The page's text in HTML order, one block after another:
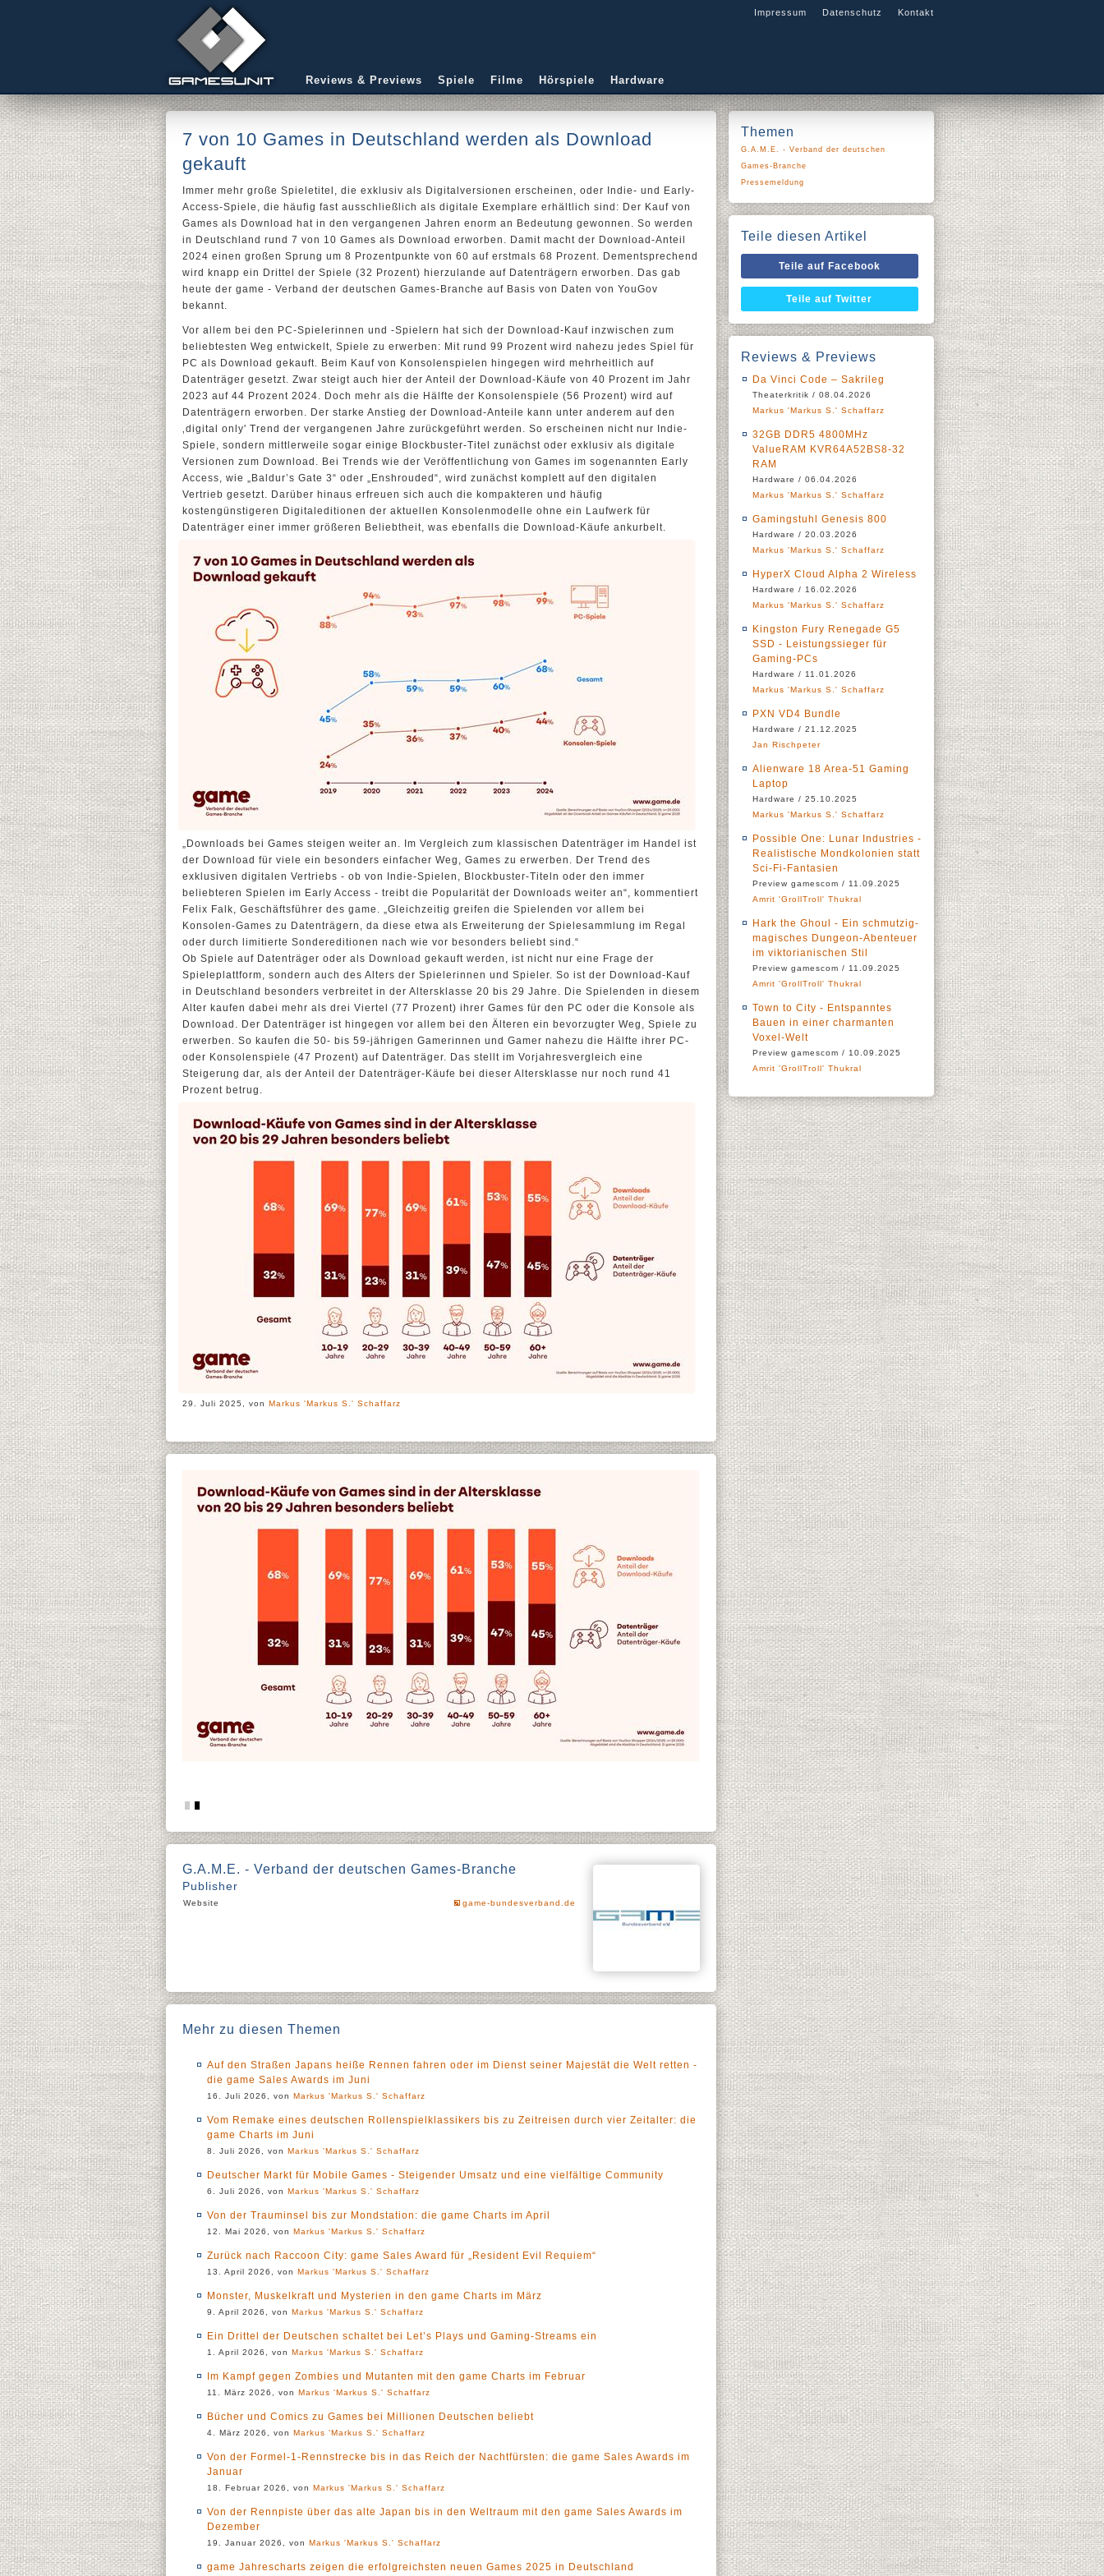
Impressum Datenschutz Kontakt
Reviews & Previews Spiele Filme Hörspiele Hardware
7 von 10 Games in Deutschland werden als Download
gekauft
Immer mehr große Spieletitel, die exklusiv als Digitalversionen erscheinen, oder Indie- und Early-
Access-Spiele, die häufig fast ausschließlich als digitale Exemplare erhältlich sind: Der Kauf von
Games als Download hat in den vergangenen Jahren enorm an Bedeutung gewonnen. So werden
in Deutschland rund 7 von 10 Games als Download erworben. Damit macht der Download-Anteil
2024 einen großen Sprung um 8 Prozentpunkte von 60 auf erstmals 68 Prozent. Dementsprechend
wird knapp ein Drittel der Spiele (32 Prozent) hierzulande auf Datenträgern erworben. Das gab
heute der game - Verband der deutschen Games-Branche auf Basis von Daten von YouGov
bekannt.
Vor allem bei den PC-Spielerinnen und -Spielern hat sich der Download-Kauf inzwischen zum
beliebtesten Weg entwickelt, Spiele zu erwerben: Mit rund 99 Prozent wird nahezu jedes Spiel für
PC als Download gekauft. Beim Kauf von Konsolenspielen hingegen wird mehrheitlich auf
Datenträger gesetzt. Zwar steigt auch hier der Anteil der Download-Käufe von 40 Prozent im Jahr
2023 auf 44 Prozent 2024. Doch mehr als die Hälfte der Konsolenspiele (56 Prozent) wird auf
Datenträgern erworben. Der starke Anstieg der Download-Anteile kann unter anderem auf den
‚digital only' Trend der vergangenen Jahre zurückgeführt werden. So erscheinen nicht nur Indie-
Spiele, sondern mittlerweile sogar einige Blockbuster-Titel zunächst oder exklusiv als digitale
Versionen zum Download. Bei Trends wie der Veröffentlichung von Games im sogenannten Early
Access, wie „Baldur’s Gate 3“ oder „Enshrouded“, wird zunächst komplett auf den digitalen
Vertrieb gesetzt. Darüber hinaus erfreuen sich auch die kompakteren und häufig
kostengünstigeren Digitaleditionen der aktuellen Konsolenmodelle ohne ein Laufwerk für
Datenträger einer immer größeren Beliebtheit, was ebenfalls die Download-Käufe ankurbelt.
„Downloads bei Games steigen weiter an. Im Vergleich zum klassischen Datenträger im Handel ist
der Download für viele ein besonders einfacher Weg, Games zu erwerben. Der Trend des
exklusiven digitalen Vertriebs - ob von Indie-Spielen, Blockbuster-Titeln oder den immer
beliebteren Spielen im Early Access - treibt die Popularität der Downloads weiter an“, kommentiert
Felix Falk, Geschäftsführer des game. „Gleichzeitig greifen die Spielenden vor allem bei
Konsolen-Games zu Datenträgern, da diese etwa als Erweiterung der Spielesammlung im Regal
oder durch limitierte Sondereditionen nach wie vor besonders beliebt sind.“
Ob Spiele auf Datenträger oder als Download gekauft werden, ist nicht nur eine Frage der
Spieleplattform, sondern auch des Alters der Spielerinnen und Spieler. So ist der Download-Kauf
in Deutschland besonders verbreitet in der Altersklasse 20 bis 29 Jahre. Die Spielenden in diesem
Alter kaufen dabei mehr als drei Viertel (77 Prozent) ihrer Games für den PC oder die Konsole als
Download. Der Datenträger ist hingegen vor allem bei den Älteren ein bevorzugter Weg, Spiele zu
erwerben. So kaufen die 50- bis 59-jährigen Gamerinnen und Gamer nahezu die Hälfte ihrer PC-
oder Konsolenspiele (47 Prozent) auf Datenträger. Das stellt im Vorjahresvergleich eine
Steigerung dar, als der Anteil der Datenträger-Käufe bei dieser Altersklasse nur noch rund 41
Prozent betrug.
29. Juli 2025, von Markus 'Markus S.' Schaffarz
G.A.M.E. - Verband der deutschen Games-Branche
Publisher
Website game-bundesverband.de
Mehr zu diesen Themen
Auf den Straßen Japans heiße Rennen fahren oder im Dienst seiner Majestät die Welt retten -
die game Sales Awards im Juni
16. Juli 2026, von Markus 'Markus S.' Schaffarz
Vom Remake eines deutschen Rollenspielklassikers bis zu Zeitreisen durch vier Zeitalter: die
game Charts im Juni
8. Juli 2026, von Markus 'Markus S.' Schaffarz
Deutscher Markt für Mobile Games - Steigender Umsatz und eine vielfältige Community
6. Juli 2026, von Markus 'Markus S.' Schaffarz
Von der Trauminsel bis zur Mondstation: die game Charts im April
12. Mai 2026, von Markus 'Markus S.' Schaffarz
Zurück nach Raccoon City: game Sales Award für „Resident Evil Requiem“
13. April 2026, von Markus 'Markus S.' Schaffarz
Monster, Muskelkraft und Mysterien in den game Charts im März
9. April 2026, von Markus 'Markus S.' Schaffarz
Ein Drittel der Deutschen schaltet bei Let’s Plays und Gaming-Streams ein
1. April 2026, von Markus 'Markus S.' Schaffarz
Im Kampf gegen Zombies und Mutanten mit den game Charts im Februar
11. März 2026, von Markus 'Markus S.' Schaffarz
Bücher und Comics zu Games bei Millionen Deutschen beliebt
4. März 2026, von Markus 'Markus S.' Schaffarz
Von der Formel-1-Rennstrecke bis in das Reich der Nachtfürsten: die game Sales Awards im
Januar
18. Februar 2026, von Markus 'Markus S.' Schaffarz
Von der Rennpiste über das alte Japan bis in den Weltraum mit den game Sales Awards im
Dezember
19. Januar 2026, von Markus 'Markus S.' Schaffarz
game Jahrescharts zeigen die erfolgreichsten neuen Games 2025 in Deutschland
Themen
G.A.M.E. - Verband der deutschen
Games-Branche
Pressemeldung
Teile diesen Artikel
Teile auf Facebook
Teile auf Twitter
Reviews & Previews
Da Vinci Code – Sakrileg
Theaterkritik / 08.04.2026
Markus 'Markus S.' Schaffarz
32GB DDR5 4800MHz
ValueRAM KVR64A52BS8-32
RAM
Hardware / 06.04.2026
Markus 'Markus S.' Schaffarz
Gamingstuhl Genesis 800
Hardware / 20.03.2026
Markus 'Markus S.' Schaffarz
HyperX Cloud Alpha 2 Wireless
Hardware / 16.02.2026
Markus 'Markus S.' Schaffarz
Kingston Fury Renegade G5
SSD - Leistungssieger für
Gaming-PCs
Hardware / 11.01.2026
Markus 'Markus S.' Schaffarz
PXN VD4 Bundle
Hardware / 21.12.2025
Jan Rischpeter
Alienware 18 Area-51 Gaming
Laptop
Hardware / 25.10.2025
Markus 'Markus S.' Schaffarz
Possible One: Lunar Industries -
Realistische Mondkolonien statt
Sci-Fi-Fantasien
Preview gamescom / 11.09.2025
Amrit 'GrollTroll' Thukral
Hark the Ghoul - Ein schmutzig-
magisches Dungeon-Abenteuer
im viktorianischen Stil
Preview gamescom / 11.09.2025
Amrit 'GrollTroll' Thukral
Town to City - Entspanntes
Bauen in einer charmanten
Voxel-Welt
Preview gamescom / 10.09.2025
Amrit 'GrollTroll' Thukral